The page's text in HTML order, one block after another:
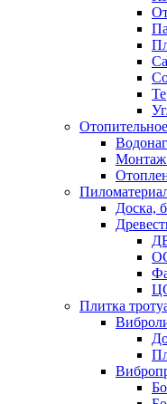
Монтаж
Доска,
Плитка